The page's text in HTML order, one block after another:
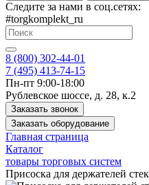
Следите за нами в соц.сетях:
#torgkomplekt_ru
8 (800) 302-44-01
7 (495) 413-74-15
Пн-пт 9:00-18:00
Рублевское шоссе, д. 28, к.2
Заказать звонок
Заказать оборудование
Главная страница
Каталог
товары торговых систем
Присоска для держателей